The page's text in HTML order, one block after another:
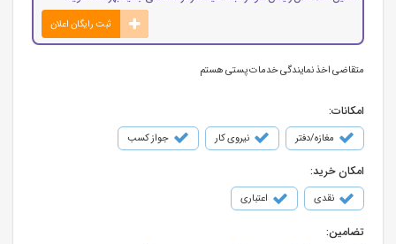
ثبت رایگان اعلان
متقاضی اخذ نمایندگی خدمات پستی هستم
امکانات:
مغازه/دفتر نیروی کار جواز کسب
امکان خرید:
نقدی اعتباری
تضامین: